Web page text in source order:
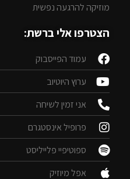
מוזיקה להרגעה נפשית
הצטרפו אלי ברשת:
עמוד הפייסבוק
ערוץ היוטיוב
אני זמין לשיחה
פרופיל אינסטגרם
ספוטיפיי פלייליסט
אפל מיוזיק